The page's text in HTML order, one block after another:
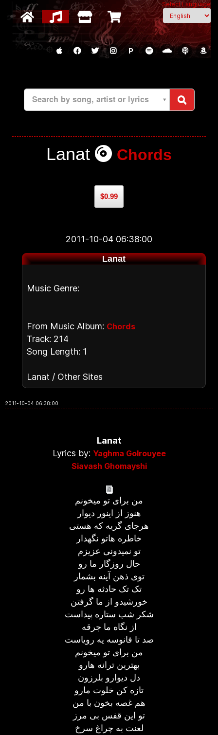
Select Language
P
Search by song, artist or lyrics
Lanat Chords
$0.99
2011-10-04 06:38:00
Lanat
Music Genre:
From Music Album: Chords
Track: 214
Song Length: 1
Lanat / Other Sites
2011-10-04 06:38:00
Lanat
Lyrics by: Yaghma Golrouyee
Siavash Ghomayshi
من برای تو میخونم
هنوز از اینور دیوار
هرجای گریه که هستی
خاطره هاتو نگهدار
تو نمیدونی عزیزم
حال روزگار ما رو
توی ذهن آینه بشمار
تک تک حادثه ها رو
خورشیدو از ما گرفتن
شکر شب ستاره پیداست
از نگاه ما جرقه
صد تا فانوسه یه رویاست
من برای تو میخونم
بهترین ترانه هارو
دل دیوارو بلرزون
تازه کن خلوت مارو
هم غصه بخون با من
تو این قفس بی مرز
لعنت به چراغ سرخ